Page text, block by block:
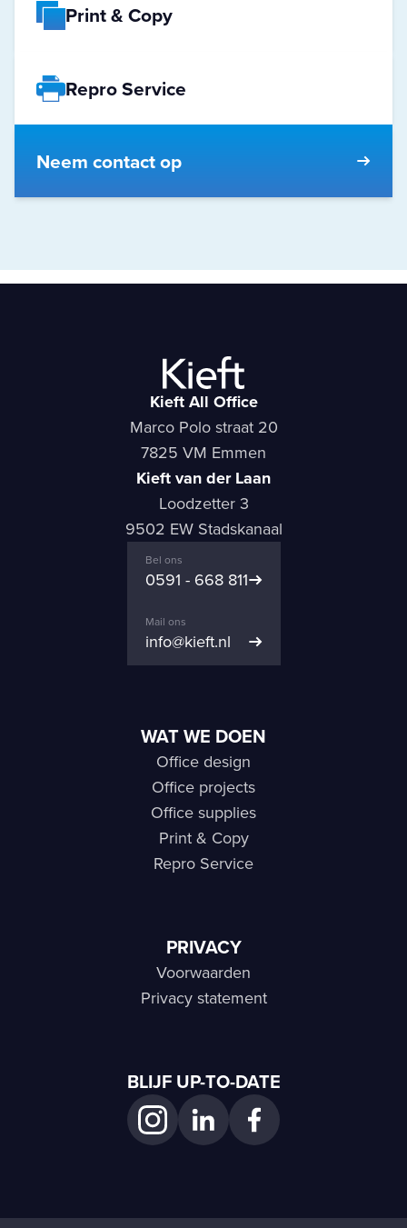
Print & Copy
Repro Service
Neem contact op
Kieft All Office
Marco Polo straat 20
7825 VM Emmen
Kieft van der Laan
Loodzetter 3
9502 EW Stadskanaal
Bel ons
0591 - 668 811
Mail ons
info@kieft.nl
WAT WE DOEN
Office design
Office projects
Office supplies
Print & Copy
Repro Service
PRIVACY
Voorwaarden
Privacy statement
BLIJF UP-TO-DATE